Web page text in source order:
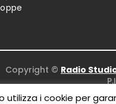
Copyright © Radio
Concept and
utilizza i cookie per